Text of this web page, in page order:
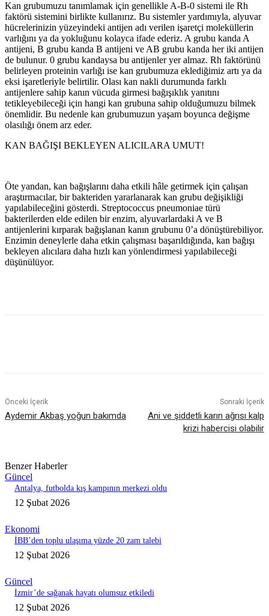
Kan grubumuzu tanımlamak için genellikle A-B-0 sistemi ile Rh
faktörü sistemini birlikte kullanırız. Bu sistemler yardımıyla, alyuvar
hücrelerinizin yüzeyindeki antijen adı verilen işaretçi moleküllerin
varlığını ya da yokluğunu kolayca ifade ederiz. A grubu kanda A
antijeni, B grubu kanda B antijeni ve AB grubu kanda her iki antijen
de bulunur. 0 grubu kandaysa bu antijenler yer almaz. Rh faktörünü
belirleyen proteinin varlığı ise kan grubumuza eklediğimiz artı ya da
eksi işaretleriyle belirtilir. Olası kan nakli durumunda farklı
antijenlere sahip kanın vücuda girmesi bağışıklık yanıtını
tetikleyebileceği için hangi kan grubuna sahip olduğumuzu bilmek
önemlidir. Bu nedenle kan grubumuzun yaşam boyunca değişme
olasılığı önem arz eder.
KAN BAĞIŞI BEKLEYEN ALICILARA UMUT!
Öte yandan, kan bağışlarını daha etkili hâle getirmek için çalışan
araştırmacılar, bir bakteriden yararlanarak kan grubu değişikliği
yapılabileceğini gösterdi. Streptococcus pneumoniae türü
bakterilerden elde edilen bir enzim, alyuvarlardaki A ve B
antijenlerini kırparak bağışlanan kanın grubunu 0’a dönüştürebiliyor.
Enzimin deneylerle daha etkin çalışması başarıldığında, kan bağışı
bekleyen alıcılara daha hızlı kan yönlendirmesi yapılabileceği
düşünülüyor.
Önceki İçerik
Aydemir Akbaş yoğun bakımda
Sonraki İçerik
Ani ve şiddetli karın ağrısı kalp
krizi habercisi olabilir
Benzer Haberler
Güncel
Antalya, futbolda kış kampının merkezi oldu
12 Şubat 2026
Ekonomi
İBB’den toplu ulaşıma yüzde 20 zam talebi
12 Şubat 2026
Güncel
İzmir’de sağanak hayatı olumsuz etkiledi
12 Şubat 2026